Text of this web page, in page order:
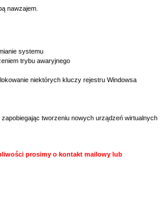
nawzajem.
systemu
trybu awaryjnego
niektórych kluczy rejestru Windowsa
tworzeniu nowych urządzeń wirtualnych
prosimy o kontakt mailowy lub